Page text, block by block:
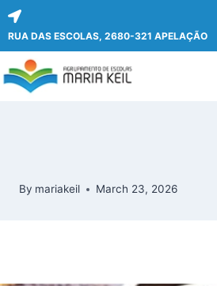
RUA DAS ESCOLAS, 2680-321 APELAÇÃO
By mariakeil March 23, 2026